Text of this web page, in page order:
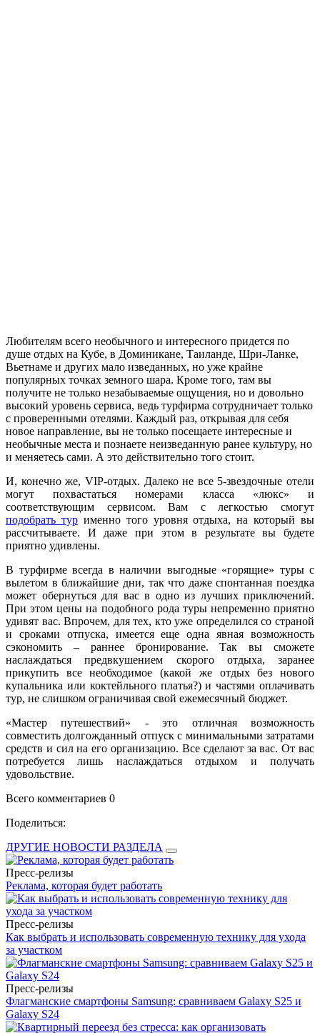
Любителям всего необычного и интересного придется по
душе отдых на Кубе, в Доминикане, Таиланде, Шри-Ланке,
Вьетнаме и других мало изведанных, но уже крайне
популярных точках земного шара. Кроме того, там вы
получите не только незабываемые ощущения, но и довольно
высокий уровень сервиса, ведь турфирма сотрудничает только
с проверенными отелями. Каждый раз, открывая для себя
новое направление, вы не только посещаете интересные и
необычные места и познаете неизведанную ранее культуру, но
и меняетесь сами. А это действительно того стоит.
И, конечно же, VIP-отдых. Далеко не все 5-звездочные отели
могут похвастаться номерами класса «люкс» и
соответствующим сервисом. Вам с легкостью смогут
подобрать турименно того уровня отдыха, на который вы
рассчитываете. И даже при этом в результате вы будете
приятно удивлены.
В турфирме всегда в наличии выгодные «горящие» туры с
вылетом в ближайшие дни, так что даже спонтанная поездка
может обернуться для вас в одно из лучших приключений.
При этом цены на подобного рода туры непременно приятно
удивят вас. Впрочем, для тех, кто уже определился со страной
и сроками отпуска, имеется еще одна явная возможность
сэкономить – раннее бронирование. Так вы сможете
наслаждаться предвкушением скорого отдыха, заранее
прикупить все необходимое (какой же отдых без нового
купальника или коктейльного платья?) и частями оплачивать
тур, не слишком ограничивая свой ежемесячный бюджет.
«Мастер путешествий» - это отличная возможность
совместить долгожданный отпуск с минимальными затратами
средств и сил на его организацию. Все сделают за вас. От вас
потребуется лишь наслаждаться отдыхом и получать
удовольствие.
Всего комментариев 0
Поделиться:
ДРУГИЕ НОВОСТИ РАЗДЕЛА
Пресс-релизы
Реклама, которая будет работать
Пресс-релизы
Как выбрать и использовать современную технику для ухода
за участком
Пресс-релизы
Флагманские смартфоны Samsung: сравниваем Galaxy S25 и
Galaxy S24